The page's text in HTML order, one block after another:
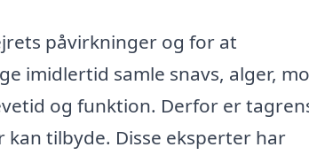
påvirkninger og for at
imidlertid samle snavs, alger,
og funktion. Derfor er
tilbyde. Disse eksperter har